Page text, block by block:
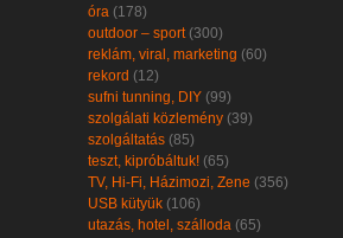
óra (178)
outdoor – sport(300)
reklám, viral, marketing (60)
rekord (12)
sufni tunning, DIY (99)
szolgálati közlemény (39)
szolgáltatás (85)
teszt, kipróbáltuk! (65)
TV, Hi-Fi, Házimozi, Zene (356)
USB kütyük (106)
utazás, hotel, szálloda (65)